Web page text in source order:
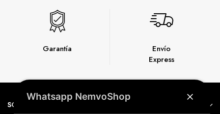
Garantía
Envío
Express
SOBRE NEMVO
Whatsapp NemvoShop